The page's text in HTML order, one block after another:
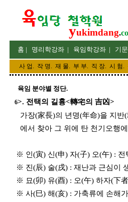
yukimdang.
홈 | 명리 학강좌 | 육임학강좌 | 기
사 업 . 작 명. 재 물. 부 부. 직 장. 시 험.
육임 분야별 정단.
6>. 전택의 길흉<轉宅의 吉凶>
가장(家長)의 년명(年命)을 지반(
에서 찾아 그 위에 탄 천기오행
※ 인(寅) 신(申) 자(子) 오(午) : 전
※ 진(辰) 술(戌) : 재난과 근심이
※ 묘(卯) 유(酉) : 오(午) 하자(下
※ 사(巳) 해(亥) : 가축류에 손해